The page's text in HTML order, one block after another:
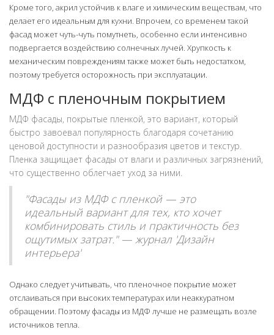
Кроме того, акрил устойчив к влаге и химическим веществам, что
делает его идеальным для кухни. Впрочем, со временем такой
фасад может чуть-чуть помутнеть, особенно если интенсивно
подвергается воздействию солнечных лучей. Хрупкость к
механическим повреждениям также может быть недостатком,
поэтому требуется осторожность при эксплуатации.
МДФ с пленочным покрытием
МДФ фасады, покрытые пленкой, это вариант, который
быстро завоевал популярность благодаря сочетанию
ценовой доступности и разнообразия цветов и текстур.
Пленка защищает фасады от влаги и различных загрязнений,
что существенно облегчает уход за ними.
"Фасады из МДФ с пленкой — это
идеальный вариант для тех, кто хочет
комбинировать стиль и практичность без
ощутимых затрат." — журнал 'Дизайн
интерьера'
Однако следует учитывать, что пленочное покрытие может
отслаиваться при высоких температурах или неаккуратном
обращении. Поэтому фасады из МДФ лучше не размещать возле
источников тепла.